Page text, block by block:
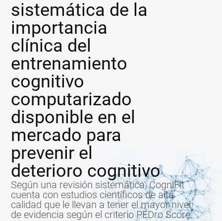
sistemática de la
importancia
clínica del
entrenamiento
cognitivo
computarizado
disponible en el
mercado para
prevenir el
deterioro cognitivo
Según una revisión sistemática, CogniFit
cuenta con estudios científicos de alta
calidad que le llevan a tener el mayor nivel
de evidencia según el criterio PEDro Score.